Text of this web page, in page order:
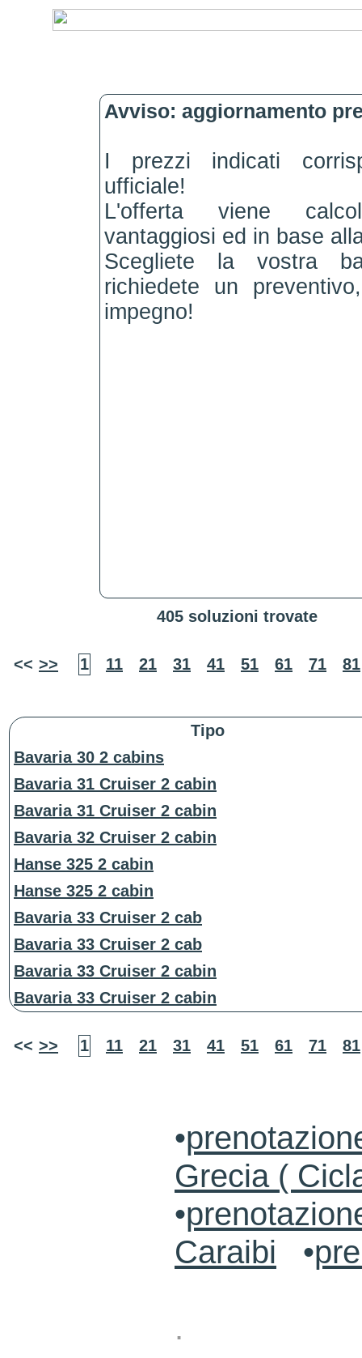
Avviso: aggiornamento
I prezzi indicati
ufficiale!
L'offerta viene
vantaggiosi ed in base
Scegliete la vostra
richiedete un
impegno!
405 soluzioni trovate
<< >> 1 11 21 31 41 51 61 71 81
Tipo
Bavaria 30 2 cabins
Bavaria 31 Cruiser 2 cabin
Bavaria 31 Cruiser 2 cabin
Bavaria 32 Cruiser 2 cabin
Hanse 325 2 cabin
Hanse 325 2 cabin
Bavaria 33 Cruiser 2 cab
Bavaria 33 Cruiser 2 cab
Bavaria 33 Cruiser 2 cabin
Bavaria 33 Cruiser 2 cabin
<< >> 1 11 21 31 41 51 61 71 81
•
Grecia (
•
Caraibi •
.